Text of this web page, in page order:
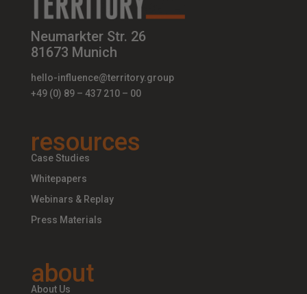
Neumarkter Str. 26
81673 Munich
hello-influence@territory.group
+49 (0) 89 – 437 210 – 00
resources
Case Studies
Whitepapers
Webinars & Replay
Press Materials
about
About Us